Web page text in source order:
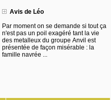
Avis de Léo
Par moment on se demande si tout ça
n'est pas un poil exagéré tant la vie
des metalleux du groupe Anvil est
présentée de façon misérable : la
famille navrée ...